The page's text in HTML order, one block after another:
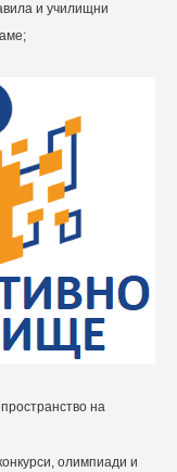
и училищни
на
олимпиади и